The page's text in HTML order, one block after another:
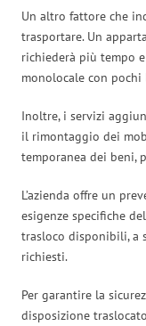
Un altro fattore che
trasportare. Un
richiederà più tempo
monolocale con pochi
Inoltre, i servizi
il rimontaggio dei
temporanea dei beni,
L’azienda offre un
esigenze specifiche
trasloco disponibili, a
richiesti.
Per garantire la
disposizione